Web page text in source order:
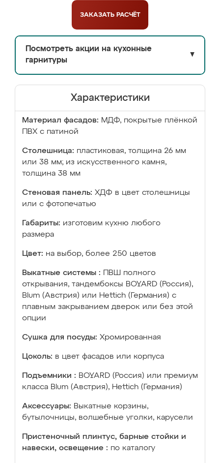
ЗАКАЗАТЬ РАСЧЁТ
Посмотреть акции на кухонные
гарнитуры
▼
Характеристики
Материал фасадов: МДФ, покрытые плёнкой
ПВХ с патиной
Столешница: пластиковая, толщина 26 мм
или 38 мм; из искусственного камня,
толщина 38 мм
Стеновая панель: ХДФ в цвет столешницы
или с фотопечатью
Габариты: изготовим кухню любого
размера
Цвет: на выбор, более 250 цветов
Выкатные системы :
ПВШ полного
открывания, тандембоксы BOYARD (Россия),
Blum (Австрия) или Hettich (Германия) с
плавным закрыванием дверок или без этой
опции
Сушка для посуды: Хромированная
Цоколь: в цвет фасадов или корпуса
Подъемники : BOYARD (Россия) или премиум
класса Blum (Австрия), Hettich (Германия)
Аксессуары: Выкатные корзины,
бутылочницы, волшебные уголки, карусели
Пристеночный плинтус, барные стойки и
навески, освещение : по каталогу